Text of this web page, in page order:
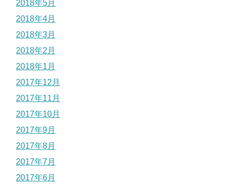
2018年5月
2018年4月
2018年3月
2018年2月
2018年1月
2017年12月
2017年11月
2017年10月
2017年9月
2017年8月
2017年7月
2017年6月